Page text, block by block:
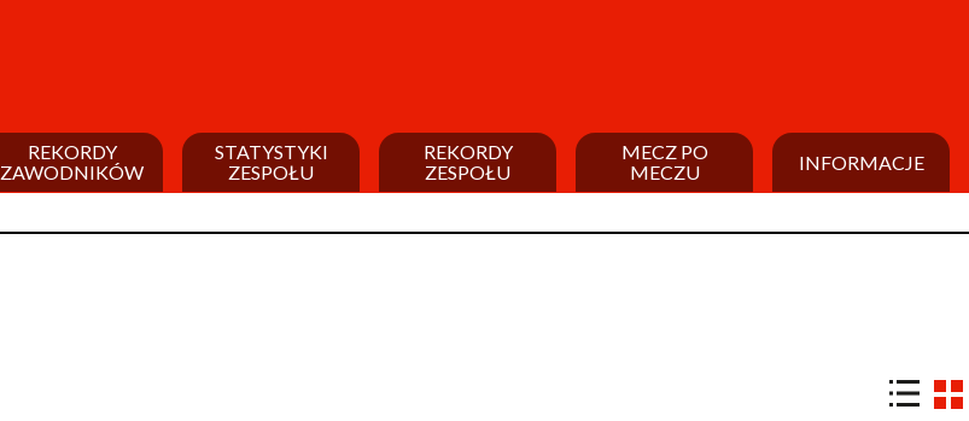
REKORDY
ZAWODNIKÓW
STATYSTYKI
ZESPOŁU
REKORDY
ZESPOŁU
MECZ PO
MECZU
INFORMACJE